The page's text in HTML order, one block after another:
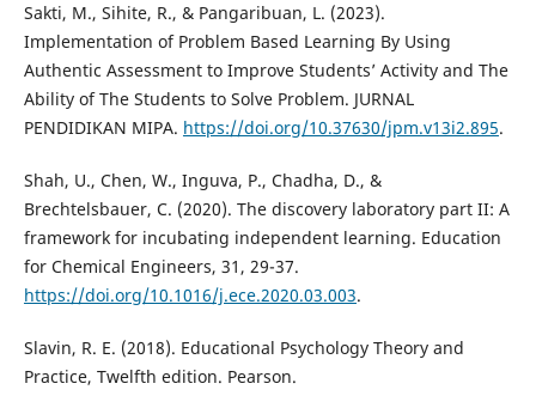
Sakti, M., Sihite, R., & Pangaribuan, L. (2023).
Implementation of Problem Based Learning By Using
Authentic Assessment to Improve Students’ Activity and The
Ability of The Students to Solve Problem. JURNAL
PENDIDIKAN MIPA. https://doi.org/10.37630/jpm.v13i2.895.
Shah, U., Chen, W., Inguva, P., Chadha, D., &
Brechtelsbauer, C. (2020). The discovery laboratory part II: A
framework for incubating independent learning. Education
for Chemical Engineers, 31, 29-37.
https://doi.org/10.1016/j.ece.2020.03.003.
Slavin, R. E. (2018). Educational Psychology Theory and
Practice, Twelfth edition. Pearson.